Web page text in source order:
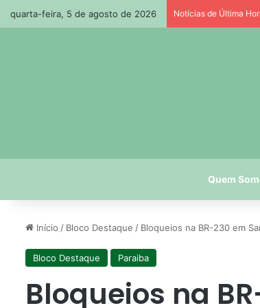
quarta-feira, 5 de agosto de 2026 Notícias de Última
Quem
Início / Bloco Destaque / Bloqueios na BR-230 em
Bloco Destaque Paraiba
Bloqueios na